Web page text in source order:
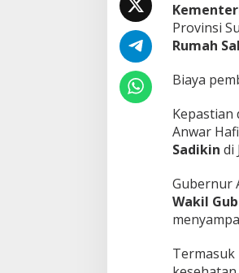
Provinsi
Rumah
Biaya
Kepastian
Anwar
Sadikin di
Gubernur
Wakil